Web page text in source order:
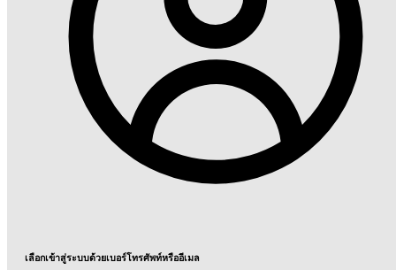
เลือกเข้าสู่ระบบด้วยเบอร์โทรศัพท์หรืออีเมล